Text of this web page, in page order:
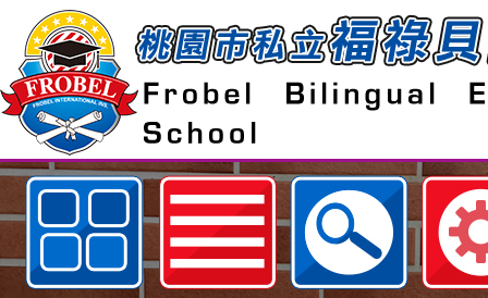
歡迎參觀：桃園市私立福祿貝爾雙